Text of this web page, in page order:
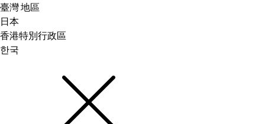
臺灣 地區
日本
香港特別行政區
한국